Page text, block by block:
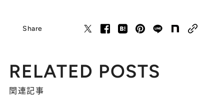
Share
RELATED POSTS
関連記事